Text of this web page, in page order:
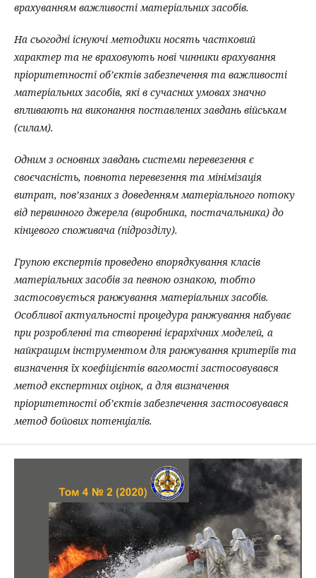
врахуванням важливості матеріальних засобів.
На сьогодні існуючі методики носять частковий
характер та не враховують нові чинники врахування
пріоритетності об’єктів забезпечення та важливості
матеріальних засобів, які в сучасних умовах значно
впливають на виконання поставлених завдань військам
(силам).
Одним з основних завдань системи перевезення є
своєчасність, повнота перевезення та мінімізація
витрат, пов’язаних з доведенням матеріального потоку
від первинного джерела (виробника, постачальника) до
кінцевого споживача (підрозділу).
Групою експертів проведено впорядкування класів
матеріальних засобів за певною ознакою, тобто
застосовується ранжування матеріальних засобів.
Особливої актуальності процедура ранжування набуває
при розробленні та створенні ієрархічних моделей, а
найкращим інструментом для ранжування критеріїв та
визначення їх коефіцієнтів вагомості застосовувався
метод експертних оцінок, а для визначення
пріоритетності об’єктів забезпечення застосовувався
метод бойових потенціалів.